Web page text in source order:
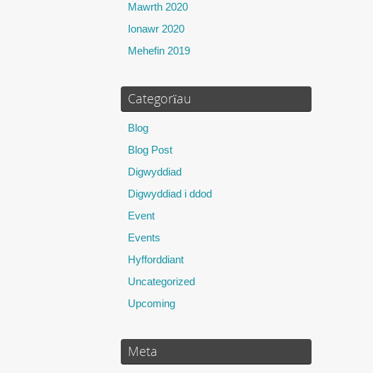
Mawrth 2020
Ionawr 2020
Mehefin 2019
Categorïau
Blog
Blog Post
Digwyddiad
Digwyddiad i ddod
Event
Events
Hyfforddiant
Uncategorized
Upcoming
Meta